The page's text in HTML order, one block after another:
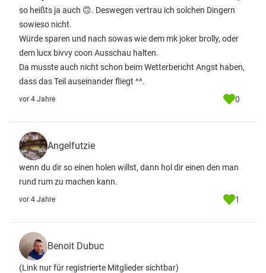
so heißts ja auch 🙃. Deswegen vertrau ich solchen Dingern
sowieso nicht.
Würde sparen und nach sowas wie dem mk joker brolly, oder
dem lucx bivvy coon Ausschau halten.
Da musste auch nicht schon beim Wetterbericht Angst haben,
dass das Teil auseinander fliegt ^^.
vor 4 Jahre 0
Angelfutzie
wenn du dir so einen holen willst, dann hol dir einen den man
rund rum zu machen kann.
vor 4 Jahre 1
Benoit Dubuc
(Link nur für registrierte Mitglieder sichtbar)